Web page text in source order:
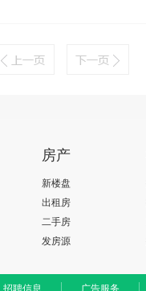
房产
新楼盘
出租房
二手房
发房源
招聘信息 广告服务